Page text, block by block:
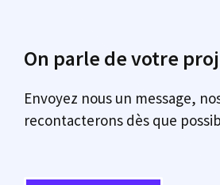
On parle de votre
Envoyez nous un message,
recontacterons dès que